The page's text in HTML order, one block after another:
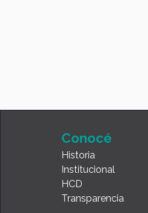
Conocé
Historia
Institucional
HCD
Transparencia